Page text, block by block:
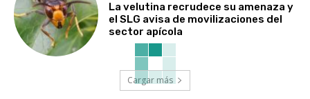
La velutina recrudece su amenaza y
el SLG avisa de movilizaciones del
sector apícola
Cargar más